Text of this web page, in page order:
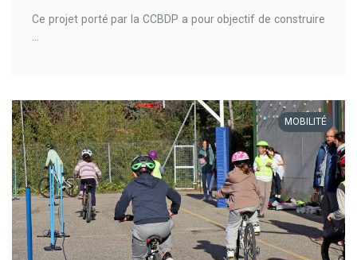
Ce projet porté par la CCBDP a pour objectif de construire
MOBILITÉ